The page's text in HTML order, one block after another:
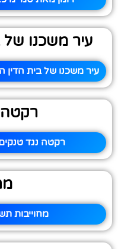
עיר משכנו של
עיר משכנו של בית הדין
רקטה
רקטה נגד
מחוייבות